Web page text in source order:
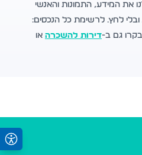
את המידע, התמונות והאנשי
לחץ. לרשימת כל הנכסים:
גם ב-דירות להשכרה או